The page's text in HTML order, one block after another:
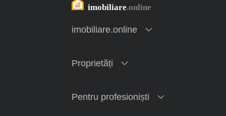
imobiliare.online
Proprietăți
Pentru profesioniști